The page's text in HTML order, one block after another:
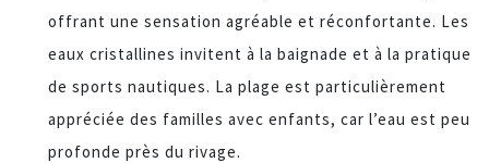
offrant une sensation agréable et réconfortante. Les
eaux cristallines invitent à la baignade et à la pratique
de sports nautiques. La plage est particulièrement
appréciée des familles avec enfants, car l’eau est peu
profonde près du rivage.